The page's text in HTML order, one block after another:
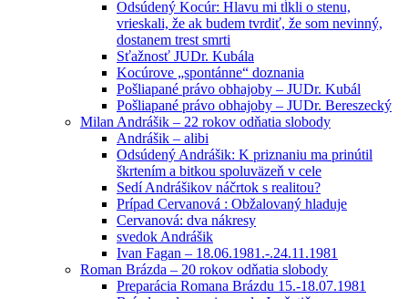
Odsúdený Kocúr: Hlavu mi tĺkli o stenu,
vrieskali, že ak budem tvrdiť, že som nevinný,
dostanem trest smrti
Sťažnosť JUDr. Kubála
Kocúrove „spontánne“ doznania
Pošliapané právo obhajoby – JUDr. Kubál
Pošliapané právo obhajoby – JUDr. Bereszecký
Milan Andrášik – 22 rokov odňatia slobody
Andrášik – alibi
Odsúdený Andrášik: K priznaniu ma prinútil
škrtením a bitkou spoluväzeň v cele
Sedí Andrášikov náčrtok s realitou?
Prípad Cervanová : Obžalovaný hladuje
Cervanová: dva nákresy
svedok Andrášik
Ivan Fagan – 18.06.1981.-.24.11.1981
Roman Brázda – 20 rokov odňatia slobody
Preparácia Romana Brázdu 15.-18.07.1981